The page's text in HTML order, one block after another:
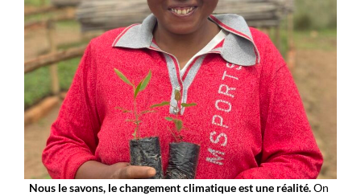
Nous le savons, le changement climatique est une réalité.On